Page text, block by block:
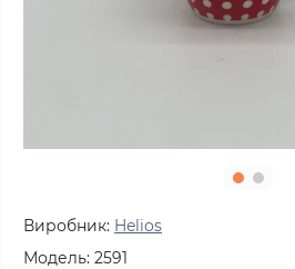
Виробник: Helios
Модель: 2591